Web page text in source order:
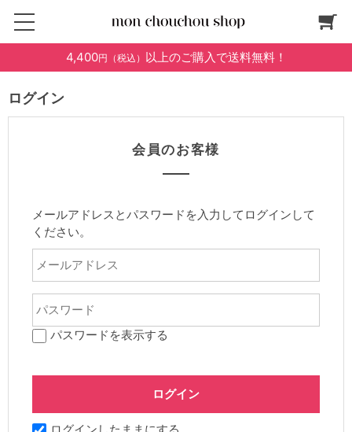
4,400円（税込） 以上のご購入で送料無料！
ログイン
会員のお客様
メールアドレスとパスワードを入力してログインして
ください。
パスワードを表示する